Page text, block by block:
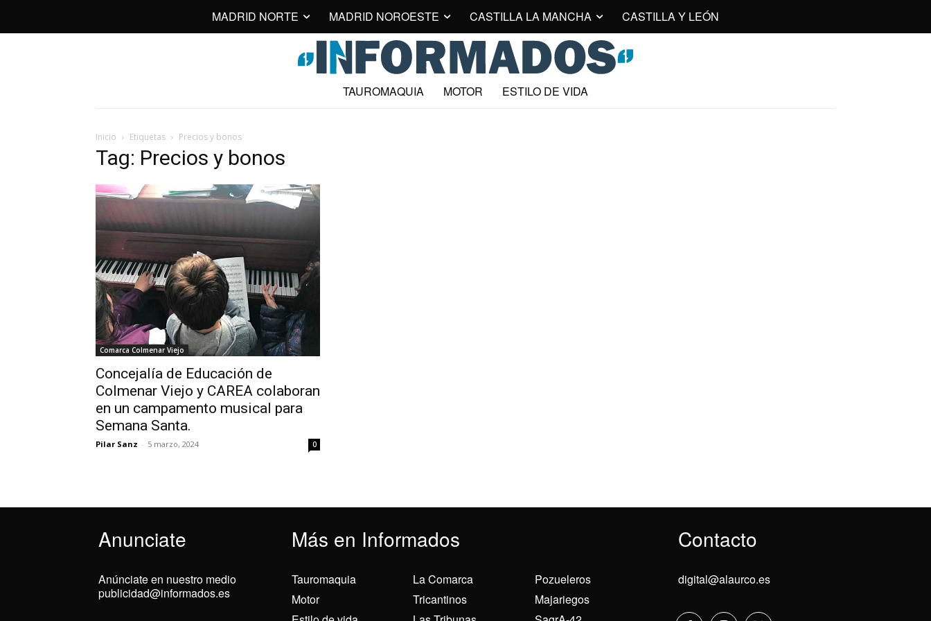
MADRID NORTE MADRID NOROESTE CASTILLA LA MANCHA CASTILLA Y LEÓN
TAUROMAQUIA MOTOR ESTILO DE VIDA
Inicio Etiquetas Precios y bonos
Tag: Precios y bonos
Comarca Colmenar Viejo
Concejalía de Educación de
Colmenar Viejo y CAREA colaboran
en un campamento musical para
Semana Santa.
Pilar Sanz - 5 marzo, 2024 0
Anunciate Más en Informados Contacto
Anúnciate en nuestro medio
publicidad@informados.es
Tauromaquia
Motor
La Comarca
Tricantinos
Pozueleros
Majariegos
digital@alaurco.es